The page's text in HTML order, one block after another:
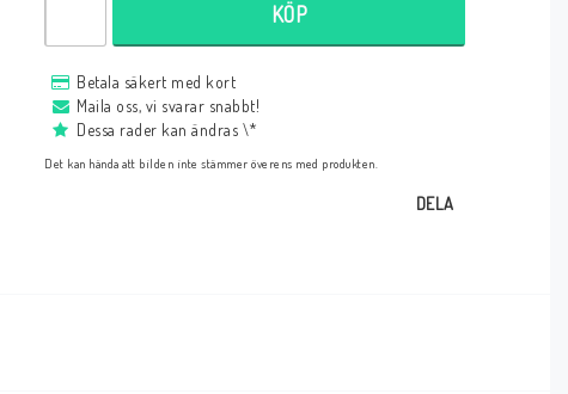
KÖP
Betala säkert med kort
Maila oss, vi svarar snabbt!
Dessa rader kan ändras \*
Det kan hända att bilden inte stämmer överens med produkten.
DELA